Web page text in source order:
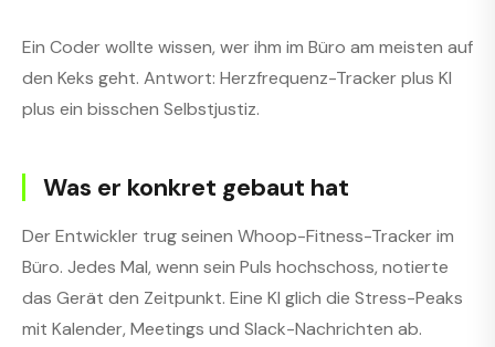
Ein Coder wollte wissen, wer ihm im Büro am meisten auf
den Keks geht. Antwort: Herzfrequenz-Tracker plus KI
plus ein bisschen Selbstjustiz.
Was er konkret gebaut hat
Der Entwickler trug seinen Whoop-Fitness-Tracker im
Büro. Jedes Mal, wenn sein Puls hochschoss, notierte
das Gerät den Zeitpunkt. Eine KI glich die Stress-Peaks
mit Kalender, Meetings und Slack-Nachrichten ab.